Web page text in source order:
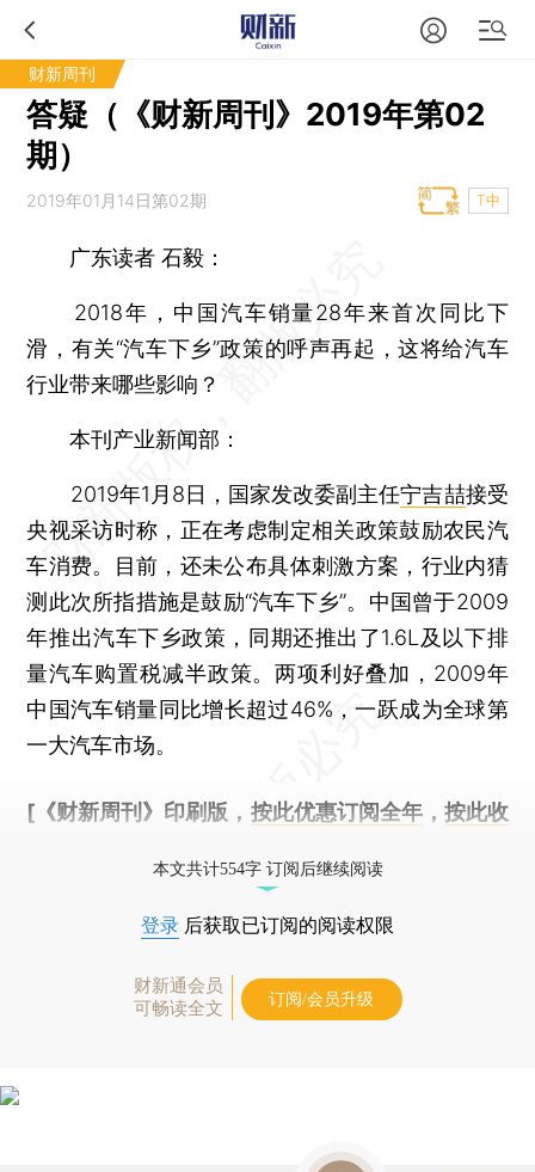
财新周刊
答疑（《财新周刊》2019年第02
期）
2019年01月14日第02期 T中
广东读者 石毅：
2018年，中国汽车销量28年来首次同比下
滑，有关“汽车下乡”政策的呼声再起，这将给汽车
行业带来哪些影响？
本刊产业新闻部：
2019年1月8日，国家发改委副主任宁吉喆接受
央视采访时称，正在考虑制定相关政策鼓励农民汽
车消费。目前，还未公布具体刺激方案，行业内猜
测此次所指措施是鼓励“汽车下乡”。中国曾于2009
年推出汽车下乡政策，同期还推出了1.6L及以下排
量汽车购置税减半政策。两项利好叠加，2009年
中国汽车销量同比增长超过46%，一跃成为全球第
一大汽车市场。
[《财新周刊》印刷版， 按此优惠订阅全年， 按此收
本文共计554字 订阅后继续阅读
登录 后获取已订阅的阅读权限
财新通会员
可畅读全文
订阅/会员升级